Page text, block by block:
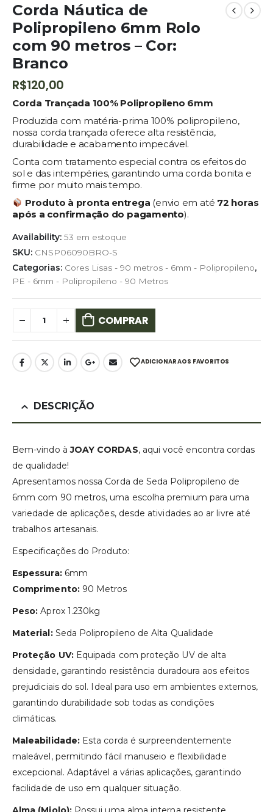
Corda Náutica de
Polipropileno 6mm Rolo
com 90 metros – Cor:
Branco
R$120,00
Corda Trançada 100% Polipropileno 6mm
Produzida com matéria-prima 100% polipropileno,
nossa corda trançada oferece alta resistência,
durabilidade e acabamento impecável.
Conta com tratamento especial contra os efeitos do
sol e das intempéries, garantindo uma corda bonita e
firme por muito mais tempo.
Produto à pronta entrega (envio em até 72 horas
após a confirmação do pagamento).
Availability: 53 em estoque
SKU: CNSP06090BRO-S
Categorias: Cores Lisas - 90 metros - 6mm - Polipropileno,
PE - 6mm - Polipropileno - 90 Metros
COMPRAR
ADICIONAR AOS FAVORITOS
DESCRIÇÃO
Bem-vindo àJOAY CORDAS, aqui você encontra cordas
de qualidade!
Apresentamos nossa Corda de Seda Polipropileno de
6mm com 90 metros, uma escolha premium para uma
variedade de aplicações, desde atividades ao ar livre até
trabalhos artesanais.
Especificações do Produto:
Espessura:6mm
Comprimento:90 Metros
Peso:Aprox 1.230kg
Material:Seda Polipropileno de Alta Qualidade
Proteção UV:Equipada com proteção UV de alta
densidade, garantindo resistência duradoura aos efeitos
prejudiciais do sol. Ideal para uso em ambientes externos,
garantindo durabilidade sob todas as condições
climáticas.
Maleabilidade:Esta corda é surpreendentemente
maleável, permitindo fácil manuseio e flexibilidade
excepcional. Adaptável a várias aplicações, garantindo
facilidade de uso em qualquer situação.